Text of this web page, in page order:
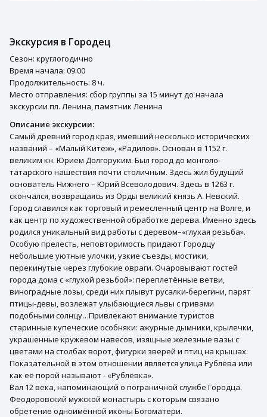
Экскурсия в Городец
Сезон: круглогодично
Время начала: 09:00
Продолжительность: 8 ч.
Место отправления: сбор группы за 15 минут до начала
экскурсии пл. Ленина, памятник Ленина
Описание экскурсии:
Самый древний город края, имевший несколько исторических
названий – «Малый Китеж», «Радилов». Основан в 1152 г.
великим кн. Юрием Долгоруким. Был город до монголо-
татарского нашествия почти столичным. Здесь жил будущий
основатель Нижнего – Юрий Всеволодович. Здесь в 1263 г.
скончался, возвращаясь из Орды великий князь А. Невский.
Город славился как торговый и ремесленный центр на Волге, и
как центр по художественной обработке дерева. Именно здесь
родился уникальный вид работы с деревом–«глухая резьба».
Особую прелесть, неповторимость придают Городцу
небольшие уютные улочки, узкие съезды, мостики,
перекинутые через глубокие овраги. Очаровывают гостей
города дома с «глухой резьбой»: переплетённые ветви,
виноградные лозы, среди них плывут русалки-берегини, парят
птицы-девы, возлежат улыбающиеся львы с гривами
подобными солнцу…Привлекают внимание туристов
старинные купеческие особняки: ажурные дымники, крылечки,
украшенные кружевом навесов, изящные железные вазы с
цветами на столбах ворот, фигурки зверей и птиц на крышах.
Показательной в этом отношении является улица Рублёва или
как её порой называют - «Рублёвка».
Вал 12 века, напоминающий о пограничной службе Городца.
Феодоровский мужской монастырь с которым связано
обретение одноимённой иконы Богоматери.